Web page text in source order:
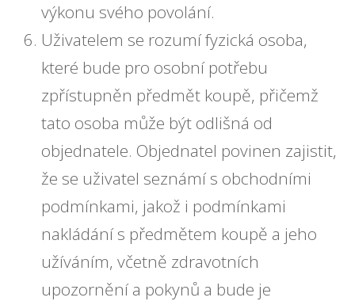
výkonu svého povolání.
Uživatelem se rozumí fyzická osoba,
které bude pro osobní potřebu
zpřístupněn předmět koupě, přičemž
tato osoba může být odlišná od
objednatele. Objednatel povinen zajistit,
že se uživatel seznámí s obchodními
podmínkami, jakož i podmínkami
nakládání s předmětem koupě a jeho
užíváním, včetně zdravotních
upozornění a pokynů a bude je